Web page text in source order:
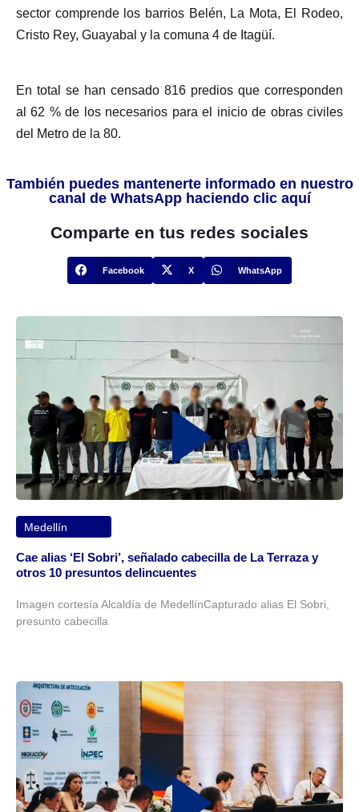
sector comprende los barrios Belén, La Mota, El Rodeo,
Cristo Rey, Guayabal y la comuna 4 de Itagüí.
En total se han censado 816 predios que corresponden
al 62 % de los necesarios para el inicio de obras civiles
del Metro de la 80.
También puedes mantenerte informado en nuestro
canal de WhatsApp haciendo clic aquí
Comparte en tus redes sociales
Facebook X WhatsApp
Medellín
Cae alias ‘El Sobri’, señalado cabecilla de La Terraza y
otros 10 presuntos delincuentes
Imagen cortesía Alcaldía de MedellínCapturado alias El Sobri,
presunto cabecilla